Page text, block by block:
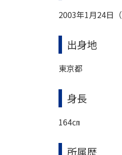
2003年1月24日（
出身地
東京都
身長
164㎝
所属歴